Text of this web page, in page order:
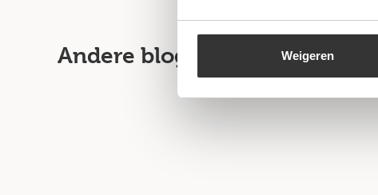
Weigeren
Andere blogartikelen